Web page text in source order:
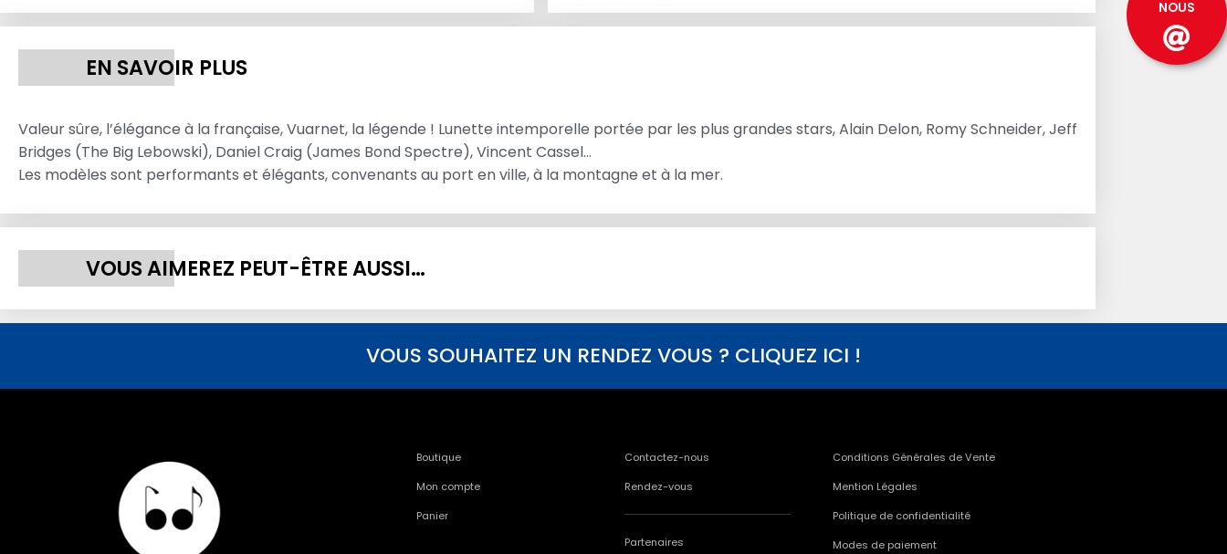
EN SAVOIR PLUS
Valeur sûre, l’élégance à la française, Vuarnet, la légende ! Lunette intemporelle portée par les plus grandes stars, Alain Delon, Romy Schneider, Jeff
Bridges (The Big Lebowski), Daniel Craig (James Bond Spectre), Vincent Cassel…
Les modèles sont performants et élégants, convenants au port en ville, à la montagne et à la mer.
VOUS AIMEREZ PEUT-ÊTRE AUSSI…
VOUS SOUHAITEZ UN RENDEZ VOUS ? CLIQUEZ ICI !
Boutique
Mon compte
Panier
Contactez-nous
Rendez-vous
Partenaires
Conditions Générales de Vente
Mention Légales
Politique de confidentialité
Modes de paiement
NOUS